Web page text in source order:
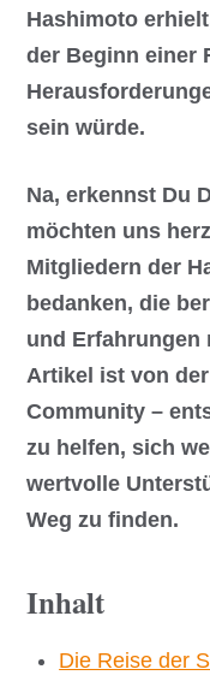
Hashimoto
der Beginn einer
sein würde.
Na, erkennst Du
möchten uns
Mitgliedern der
bedanken, die
und Erfahrungen
Artikel ist von
Community –
zu helfen, sich
wertvolle
Weg zu finden.
Inhalt
Die Reise der